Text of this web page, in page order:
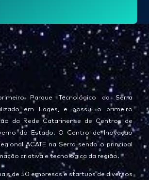
Parque Tecnológico da Serra
em Lages, e possui o primeiro
da Rede Catarinense de Centros de
do Estado. O Centro de Inovação
ACATE na Serra sendo o principal
criativa e tecnológica da região.
de 50 empresas e startups de diversos